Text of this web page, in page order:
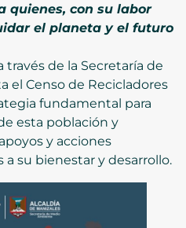
quienes, con su labor
el planeta y el futuro
través de la Secretaría de
el Censo de Recicladores
fundamental para
esta población y
y acciones
su bienestar y desarrollo.